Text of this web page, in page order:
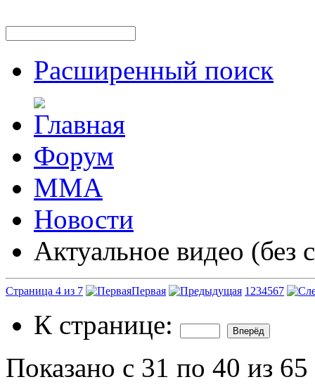
Расширенный поиск
Форум
ММА
Новости
Актуальное видео (без
Страница 4 из 7 Первая 1 234567
К странице:
Показано с 31 по 40 из 65